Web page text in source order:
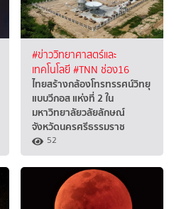
#ข่าววิทยาศาสตร์และ
เทคโนโลยี#TNN ช่อง16
ไทยสร้างกล้องโทรทรรศน์วิทยุ
แบบวีกอส แห่งที่ 2 ใน
มหาวิทยาลัยวลัยลักษณ์
จังหวัดนครศรีธรรมราช
52